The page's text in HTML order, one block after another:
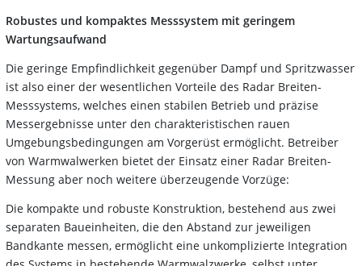
Robustes und kompaktes Messsystem mit geringem
Wartungsaufwand
Die geringe Empfindlichkeit gegenüber Dampf und Spritzwasser
ist also einer der wesentlichen Vorteile des Radar Breiten-
Messsystems, welches einen stabilen Betrieb und präzise
Messergebnisse unter den charakteristischen rauen
Umgebungsbedingungen am Vorgerüst ermöglicht. Betreiber
von Warmwalwerken bietet der Einsatz einer Radar Breiten-
Messung aber noch weitere überzeugende Vorzüge:
Die kompakte und robuste Konstruktion, bestehend aus zwei
separaten Baueinheiten, die den Abstand zur jeweiligen
Bandkante messen, ermöglicht eine unkomplizierte Integration